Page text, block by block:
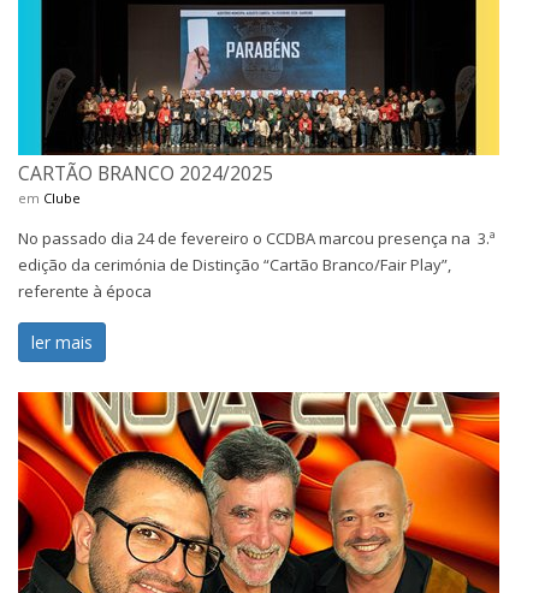
CARTÃO BRANCO 2024/2025
em Clube
No passado dia 24 de fevereiro o CCDBA marcou presença na 3.ª
edição da cerimónia de Distinção “Cartão Branco/Fair Play”,
referente à época
ler mais